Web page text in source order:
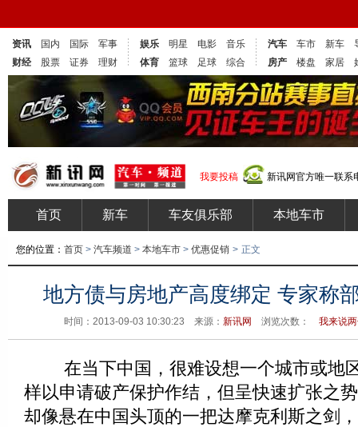
资讯 国内 国际
军事
财经
股票 证券 理财
娱乐 明星 电影
音乐
体育
篮球 足球 综合
汽车 车市 新车
房产
楼盘 家居
我要投稿 新讯网官方唯一联
首页 新车 车友俱乐部 本地车市
您的位置： 首页 > 汽车频道 > 本地车市 > 优惠促销 > 正文
地方债与房地产高度绑定 专家称
时间：2013-09-03 10:30:23 来源： 新讯网 浏览次数： 我来说
在当下中国，很难设想一个城市或地
样以申请破产保护作结，但呈快速扩张之
却像悬在中国头顶的一把达摩克利斯之剑